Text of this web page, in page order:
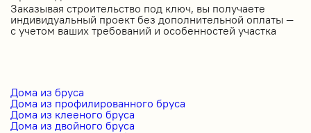
Заказывая строительство под ключ, вы получаете
индивидуальный проект без дополнительной оплаты —
с учетом ваших требований и особенностей участка
Дома из бруса
Дома из профилированного бруса
Дома из клееного бруса
Дома из двойного бруса